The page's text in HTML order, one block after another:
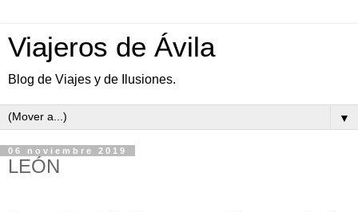
Viajeros de Ávila
Blog de Viajes y de Ilusiones.
▼
06 noviembre 2019
LEÓN